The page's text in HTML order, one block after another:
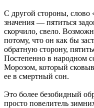
С другой стороны, слово
значения — пятиться
скорчило, свело.
потому, что он как бы
обратную сторону,
Постепенно в народном
Морозом, который
ее в смертный сон.
Это более безобидный
просто повелитель